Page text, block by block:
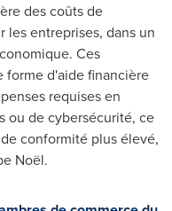
des coûts de
entreprises, dans un
Ces
d'aide financière
requises en
ou de cybersécurité, ce
conformité plus élevé,
Noël.